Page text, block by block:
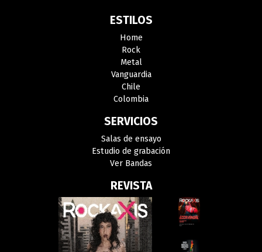
ESTILOS
Home
Rock
Metal
Vanguardia
Chile
Colombia
SERVICIOS
Salas de ensayo
Estudio de grabación
Ver Bandas
REVISTA